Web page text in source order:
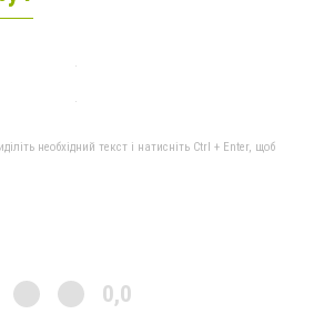
необхідний текст і натисніть Ctrl + Enter, щоб
0,0